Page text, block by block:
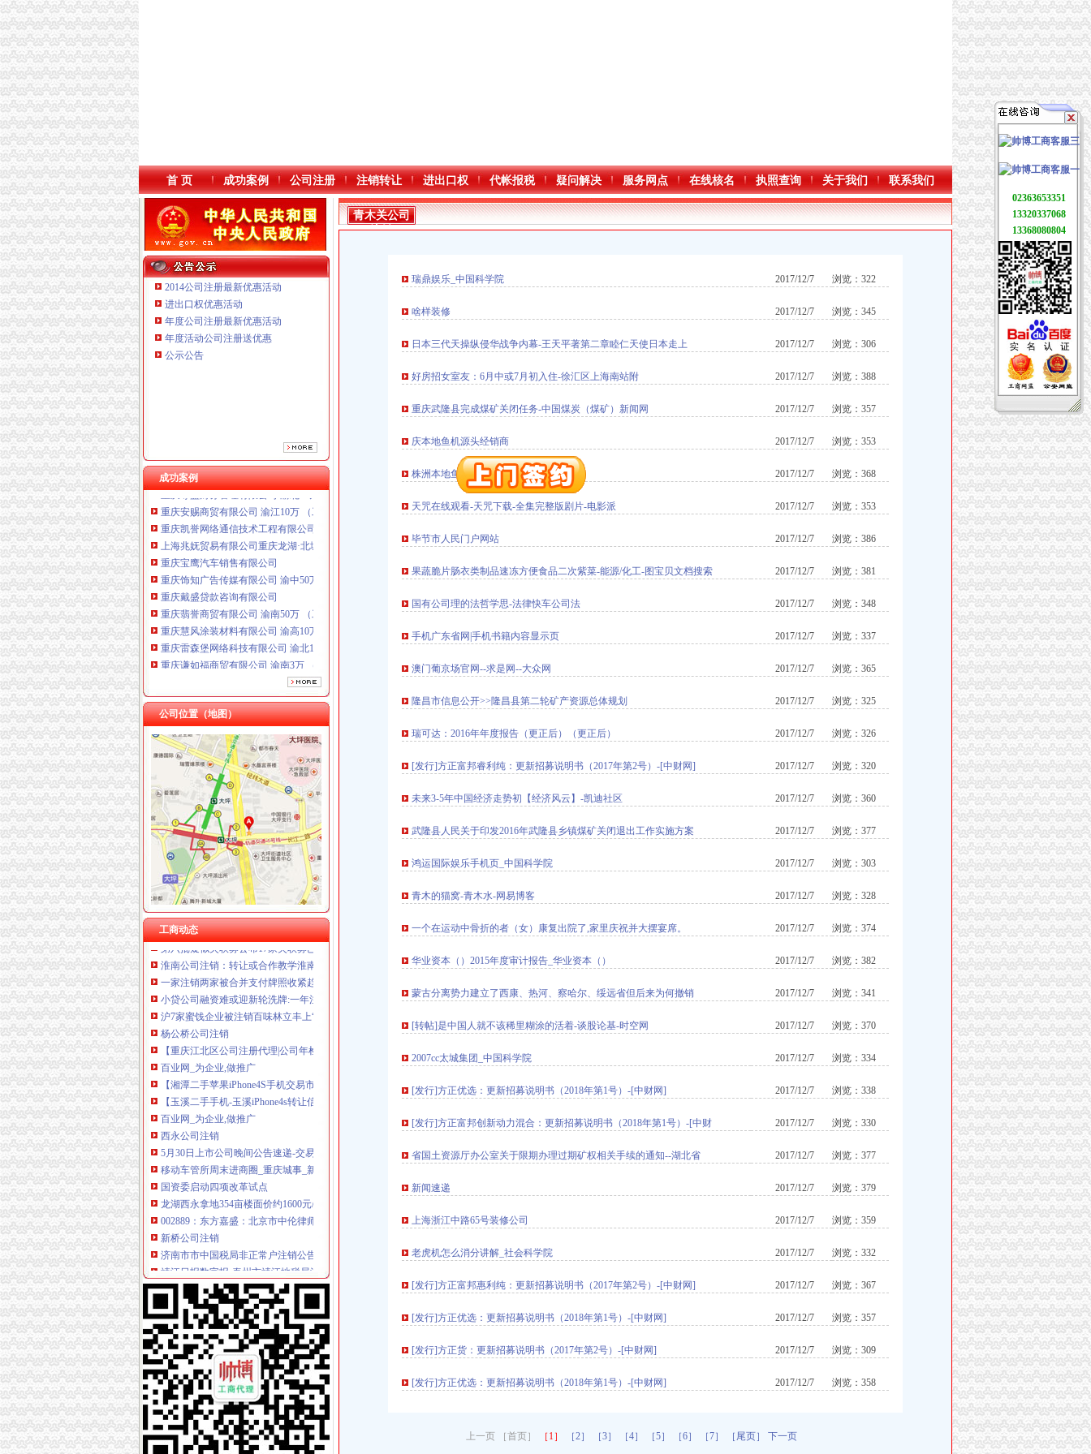
首 页 成功案例 公司注册 注销转让 进出口权 代帐报税 疑问解决 服务网点 在线核名 执照查询 关于我们 联系我们
2014公司注册最新优惠活动
进出口权优惠活动
年度公司注册最新优惠活动
年度活动公司注册送优惠
公示公告
成功案例
重庆宝鹰汽车销售有限公司
重庆雷森堡网络科技有限公司 渝北10万 （工商注册）
重庆谦如福商贸有限公司 渝南3万 （公司转让）
重庆尊盟财务管理有限公司 渝北10万 （工商注册）
重庆凯誉网络通信技术工程有限公司渝中分公司 （工商注册）
上海兆妩贸易有限公司重庆龙湖·北城天街分公司 （工商注册）
重庆宝鹰汽车销售有限公司
重庆饰知广告传媒有限公司 渝中50万 （工商注册）
重庆戴盛贷款咨询有限公司
重庆翡誉商贸有限公司 渝南50万 （工商注册）
重庆慧风涂装材料有限公司 渝高10万 （工商注册）
重庆雷森堡网络科技有限公司 渝北10万 （工商注册）
重庆谦如福商贸有限公司 渝南3万 （公司转让）
重庆尊盟财务管理有限公司 渝北10万 （工商注册）
重庆安赐商贸有限公司 渝江10万 （工商注册）
重庆凯誉网络通信技术工程有限公司渝中分公司 （工商注册）
上海兆妩贸易有限公司重庆龙湖·北城天街分公司 （工商注册）
公司位置（地图）
工商动态
曾家
【曾家两室一厅一卫|重庆二手房】-重庆房天下
重庆曾家附近站长招聘|重庆曾家附近站长职位信息汇总|重庆站长招聘
台中民宿~台中酒桶山曾家邨民宿
【2018年田家庵区曾家香功夫煲仔饭店新招聘信息_电话_地址】-赶
曾家老大VS曾老大,是不是同一个-家在深圳
曾家公司注销
第六批疑似失联募公布17家失联募已被注销_天天基金网
淮南公司注销：转让或合作教学淮南第一家甜品店家乐福巧芋工坊-淮
一家注销两家被合并支付牌照收紧趋势明显_IT_财经_中金在线
小贷公司融资难或迎新轮洗牌:一年注销超150家|瀚华|公司股东_凤凰
沪7家蜜饯企业被注销百味林立丰上“黑榜”_大申网_腾讯网
杨公桥公司注销
【重庆江北区公司注册代理|公司年检代办|代办注册公司价格】-重庆赶
百业网_为企业,做推广
【湘潭二手苹果iPhone4S手机交易市场_二手苹果iPhone4S手机价格
【玉溪二手手机-玉溪iPhone4s转让信息】-玉溪赶集网
百业网_为企业,做推广
西永公司注销
5月30日上市公司晚间公告速递-交易提示-南方财富网
移动车管所周末进商圈_重庆城事_新浪重庆_新浪网
国资委启动四项改革试点
龙湖西永拿地354亩楼面价约1600元/平米-中新网
002889：东方嘉盛：北京市中伦律师事务所关于公司次公开发行股
新桥公司注销
济南市市中国税局非正常户注销公告（二）
靖江日报数字报-泰州市靖江地税局注销税务登记证件通告
柳州两面针股份有限公司关于子公司完成注销登记的公告-保险频道-和
分类广告_凤凰资讯
这个女汉子初来咋到没朋友,求盆友
童家桥公司注销
童家桥一日游重庆今题网
租售转让|重庆|长寿区_凤凰资讯
【多图】万科锦程,大坪租房,石油路轻轨站高品质住宅精装2房出
重庆佩芬建筑劳务有限公司【企业信用,电话,地址,法人】_阿里
重庆市星火化工技术研究所_【电话地址_招聘信息_注册信息_信用信息
双碑公司注销
7月29日沪深信披大全
青木关公司
注销
瑞鼎娱乐_中国科学院 2017/12/7 浏览：322
啥样装修 2017/12/7 浏览：345
日本三代天操纵侵华战争内幕-王天平著第二章睦仁天使日本走上 2017/12/7 浏览：306
好房招女室友：6月中或7月初入住-徐汇区上海南站附 2017/12/7 浏览：388
重庆武隆县完成煤矿关闭任务-中国煤炭（煤矿）新闻网 2017/12/7 浏览：357
庆本地鱼机源头经销商 2017/12/7 浏览：353
株洲本地鱼机源头经销商 2017/12/7 浏览：368
天咒在线观看-天咒下载-全集完整版剧片-电影派 2017/12/7 浏览：353
毕节市人民门户网站 2017/12/7 浏览：386
果蔬脆片肠衣类制品速冻方便食品二次紫菜-能源/化工-图宝贝文档搜索 2017/12/7 浏览：381
国有公司理的法哲学思-法律快车公司法 2017/12/7 浏览：348
手机广东省网|手机书籍内容显示页 2017/12/7 浏览：337
澳门葡京场官网--求是网--大众网 2017/12/7 浏览：365
隆昌市信息公开>>隆昌县第二轮矿产资源总体规划 2017/12/7 浏览：325
瑞可达：2016年年度报告（更正后）（更正后） 2017/12/7 浏览：326
[发行]方正富邦睿利纯：更新招募说明书（2017年第2号）-[中财网] 2017/12/7 浏览：320
未来3-5年中国经济走势初【经济风云】-凯迪社区 2017/12/7 浏览：360
武隆县人民关于印发2016年武隆县乡镇煤矿关闭退出工作实施方案 2017/12/7 浏览：377
鸿运国际娱乐手机页_中国科学院 2017/12/7 浏览：303
青木的猫窝-青木水-网易博客 2017/12/7 浏览：328
一个在运动中骨折的者（女）康复出院了,家里庆祝并大摆宴席。 2017/12/7 浏览：374
华业资本（）2015年度审计报告_华业资本（） 2017/12/7 浏览：382
蒙古分离势力建立了西康、热河、察哈尔、绥远省但后来为何撤销 2017/12/7 浏览：341
[转帖]是中国人就不该稀里糊涂的活着-谈股论基-时空网 2017/12/7 浏览：370
2007cc太城集团_中国科学院 2017/12/7 浏览：334
[发行]方正优选：更新招募说明书（2018年第1号）-[中财网] 2017/12/7 浏览：338
[发行]方正富邦创新动力混合：更新招募说明书（2018年第1号）-[中财 2017/12/7 浏览：330
省国土资源厅办公室关于限期办理过期矿权相关手续的通知--湖北省 2017/12/7 浏览：377
新闻速递 2017/12/7 浏览：379
上海浙江中路65号装修公司 2017/12/7 浏览：359
老虎机怎么消分讲解_社会科学院 2017/12/7 浏览：332
[发行]方正富邦惠利纯：更新招募说明书（2017年第2号）-[中财网] 2017/12/7 浏览：367
[发行]方正优选：更新招募说明书（2018年第1号）-[中财网] 2017/12/7 浏览：357
[发行]方正货：更新招募说明书（2017年第2号）-[中财网] 2017/12/7 浏览：309
[发行]方正优选：更新招募说明书（2018年第1号）-[中财网] 2017/12/7 浏览：358
上一页 ［首页］ ［1］ ［2］ ［3］ ［4］ ［5］ ［6］ ［7］ ［尾页］ 下一页
02363653351
13320337068
13368080804